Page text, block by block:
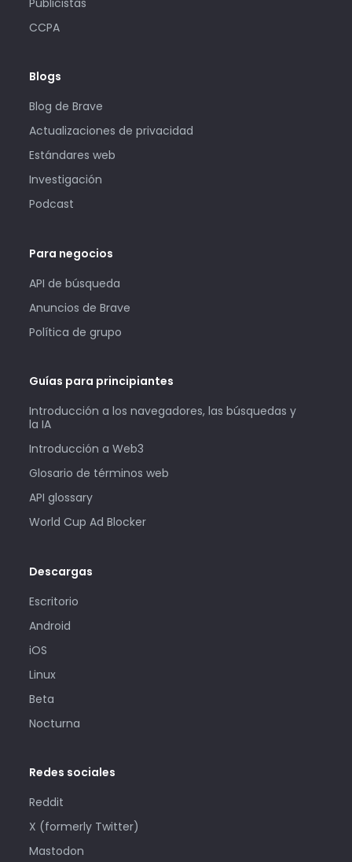
CCPA
Blogs
Blog de Brave
Actualizaciones de privacidad
Estándares web
Investigación
Podcast
Para negocios
API de búsqueda
Anuncios de Brave
Política de grupo
Guías para principiantes
Introducción a los navegadores, las búsquedas y
la IA
Introducción a Web3
Glosario de términos web
API glossary
World Cup Ad Blocker
Descargas
Escritorio
Android
iOS
Linux
Beta
Nocturna
Redes sociales
Reddit
X (formerly Twitter)
Mastodon